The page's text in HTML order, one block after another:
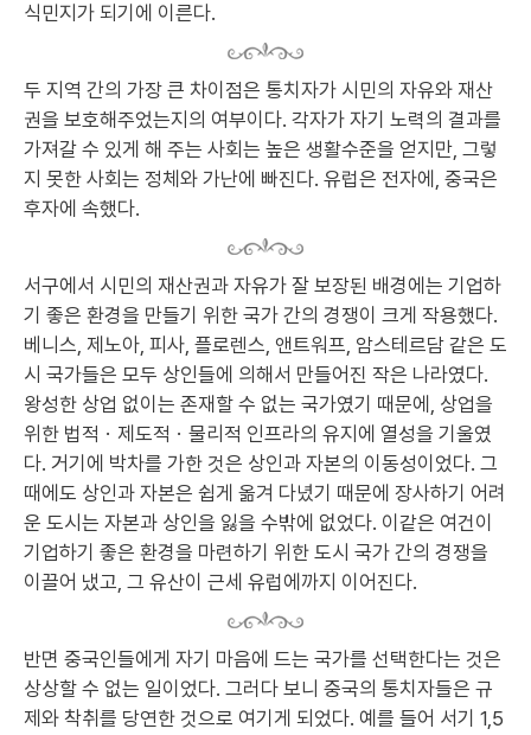
식민지가 되기에 이른다.
두 지역 간의 가장 큰 차이점은 통치자가 시민의 자유와 재산
권을 보호해주었는지의 여부이다. 각자가 자기 노력의 결과를
가져갈 수 있게 해 주는 사회는 높은 생활수준을 얻지만, 그렇
지 못한 사회는 정체와 가난에 빠진다. 유럽은 전자에, 중국은
후자에 속했다.
서구에서 시민의 재산권과 자유가 잘 보장된 배경에는 기업하
기 좋은 환경을 만들기 위한 국가 간의 경쟁이 크게 작용했다.
베니스, 제노아, 피사, 플로렌스, 앤트워프, 암스테르담 같은 도
시 국가들은 모두 상인들에 의해서 만들어진 작은 나라였다.
왕성한 상업 없이는 존재할 수 없는 국가였기 때문에, 상업을
위한 법적ㆍ제도적ㆍ물리적 인프라의 유지에 열성을 기울였
다. 거기에 박차를 가한 것은 상인과 자본의 이동성이었다. 그
때에도 상인과 자본은 쉽게 옮겨 다녔기 때문에 장사하기 어려
운 도시는 자본과 상인을 잃을 수밖에 없었다. 이같은 여건이
기업하기 좋은 환경을 마련하기 위한 도시 국가 간의 경쟁을
이끌어 냈고, 그 유산이 근세 유럽에까지 이어진다.
반면 중국인들에게 자기 마음에 드는 국가를 선택한다는 것은
상상할 수 없는 일이었다. 그러다 보니 중국의 통치자들은 규
제와 착취를 당연한 것으로 여기게 되었다. 예를 들어 서기 1,5